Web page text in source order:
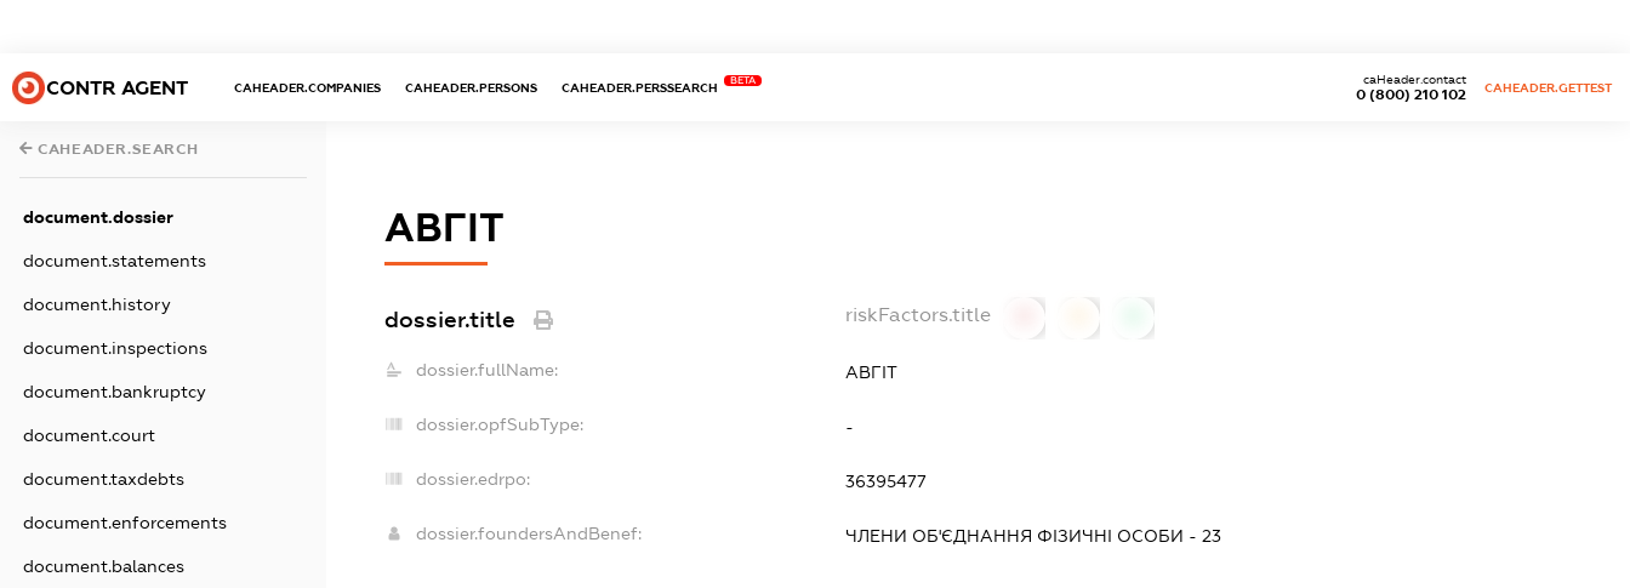
CONTR AGENT CAHEADER.COMPANIES CAHEADER.PERSONS CAHEADER.PERSSEARCH
BETA
0 (800) 210 102
caHeader.contact
CAHEADER.GETTEST
CAHEADER.SEARCH
document.dossier
document.statements
document.history
document.inspections
document.bankruptcy
document.court
document.taxdebts
document.enforcements
document.balances
АВГІТ
dossier.title riskFactors.title
dossier.fullName: АВГІТ
dossier.opfSubType: -
dossier.edrpo: 36395477
dossier.foundersAndBenef: ЧЛЕНИ ОБ'ЄДНАННЯ ФІЗИЧНІ ОСОБИ - 23